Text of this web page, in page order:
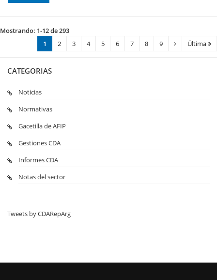
Mostrando: 1-12 de 293
1
2 3 4 5 6 7 8 9 Última
CATEGORIAS
Noticias
Normativas
Gacetilla de AFIP
Gestiones CDA
Informes CDA
Notas del sector
Tweets by CDARepArg